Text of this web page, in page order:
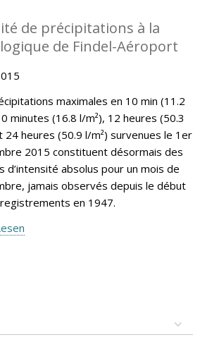
de précipitations à la
de Findel-Aéroport
maximales en 10 min (11.2
minutes (16.8 l/m²), 12 heures (50.3
24 heures (50.9 l/m²) survenues le 1er
2015 constituent désormais des
d’intensité absolus pour un mois de
jamais observés depuis le début
en 1947.